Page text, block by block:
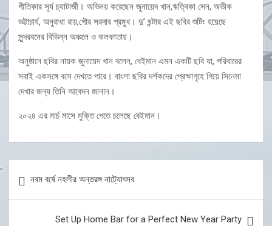
গীতিকার সূর্য চ্যাটার্জী। অভিনয় করেছেন জুনায়েদ খান,ঋত্বিকা সেন, অভীক
ভট্টাচার্য, অনুরাধা রায়,গৌর সরদার প্রমুখ। দু’ ঘন্টার এই ছবির শুটিং হয়েছে
সুন্দরবনের বিভিন্ন অঞ্চলে ও কলকাতায়।
অনুষ্ঠানে ছবির নায়ক জুনায়েদ খান বলেন, বেইমান এমন একটি ছবি যা, পরিবারের
সবাই একসঙ্গে বসে দেখতে পারে। বাংলা ছবির দর্শকদের প্রেক্ষাগৃহে গিয়ে সিনেমা
দেখার জন্য তিনি আবেদন জানান।
২০২৪ এর মার্চ মাসে মুক্তি পেতে চলেছে বেইমান।
navigation
নবম বর্ষে নহলীর অন্তরঙ্গ নাট্যোৎসব
Set Up Home Bar for a Perfect New Year Party